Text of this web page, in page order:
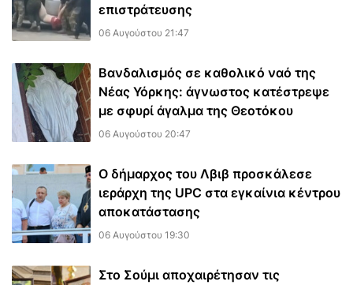
επιστράτευσης
06 Αυγούστου 21:47
Βανδαλισμός σε καθολικό ναό της
Νέας Υόρκης: άγνωστος κατέστρεψε
με σφυρί άγαλμα της Θεοτόκου
06 Αυγούστου 20:47
Ο δήμαρχος του Λβιβ προσκάλεσε
ιεράρχη της UPC στα εγκαίνια κέντρου
αποκατάστασης
06 Αυγούστου 19:30
Στο Σούμι αποχαιρέτησαν τις